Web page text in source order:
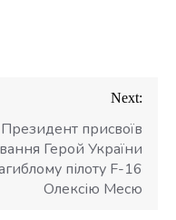
Next:
Президент присвоїв
Герой України
пілоту F-16
Олексію Месю